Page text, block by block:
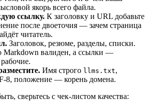
якорь всего файла.
ссылку. К заголовку и URL добавьте
после двоеточия — зачем страница
читатель.
Заголовок, резюме, разделы, списки.
Markdown валиден, а ссылки —
Имя строго llms.txt,
8, положение — корень домена.
сверьтесь с чек-листом качества: